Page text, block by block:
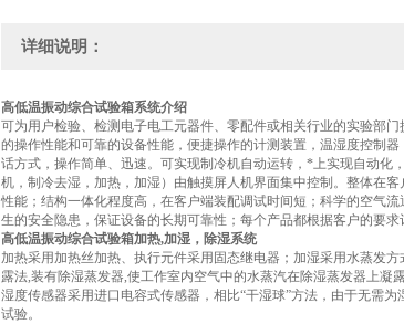
详细说明：
高低温振动综合试验箱系统介绍
可为用户检验、检测电子电工元器件、零配件或相关行业的实验部
的操作性能和可靠的设备性能，便捷操作的计测装置，温湿度控制
话方式，操作简单、迅速。可实现制冷机自动运转，*上实现自动化
机，制冷去湿，加热，加湿）由触摸屏人机界面集中控制。整体在
性能；结构一体化程度高，在客户端装配调试时间短；科学的空气
生的安全隐患，保证设备的长期可靠性；每个产品都根据客户的要求
高低温振动综合试验箱加热,加湿，除湿系统
加热采用加热丝加热、执行元件采用固态继电器；加湿采用水蒸发
露法,装有除湿蒸发器,使工作室内空气中的水蒸汽在除湿蒸发器上凝
湿度传感器采用进口电容式传感器，相比“干湿球”方法，由于无需
试验。